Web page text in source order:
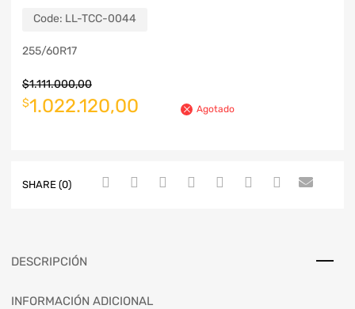
Code: LL-TCC-0044
255/60R17
$1.111.000,00
$1.022.120,00 Agotado
SHARE (0)
DESCRIPCIÓN
INFORMACIÓN ADICIONAL